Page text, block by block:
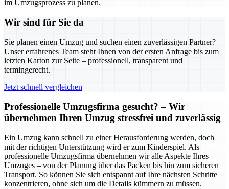
im Umzugsprozess zu planen.
Wir sind für Sie da
Sie planen einen Umzug und suchen einen zuverlässigen Partner?
Unser erfahrenes Team steht Ihnen von der ersten Anfrage bis zum
letzten Karton zur Seite – professionell, transparent und
termingerecht.
Jetzt schnell vergleichen
Professionelle Umzugsfirma gesucht? – Wir
übernehmen Ihren Umzug stressfrei und zuverlässig
Ein Umzug kann schnell zu einer Herausforderung werden, doch
mit der richtigen Unterstützung wird er zum Kinderspiel. Als
professionelle Umzugsfirma übernehmen wir alle Aspekte Ihres
Umzuges – von der Planung über das Packen bis hin zum sicheren
Transport. So können Sie sich entspannt auf Ihre nächsten Schritte
konzentrieren, ohne sich um die Details kümmern zu müssen.